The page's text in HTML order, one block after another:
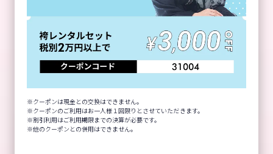
クーポンは現金との交換はできません。
クーポンのご利用はお一人様１回限りとさせていただきます。
割引利用はご利用期限までの決算が必要です。
他のクーポンとの併用はできません。